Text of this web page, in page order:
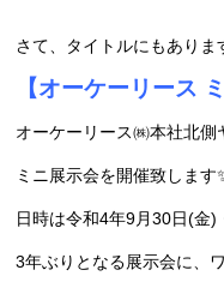
さて、タイトルにもありま
【オーケーリース
オーケーリース㈱本社北側
ミニ展示会を開催致します
日時は令和4年9月30日(金)
3年ぶりとなる展示会に、